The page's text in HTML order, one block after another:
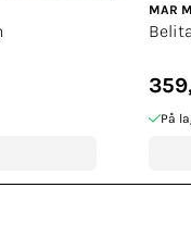
MAR
På